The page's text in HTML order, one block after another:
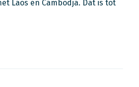
Laos en Cambodja. Dat is tot